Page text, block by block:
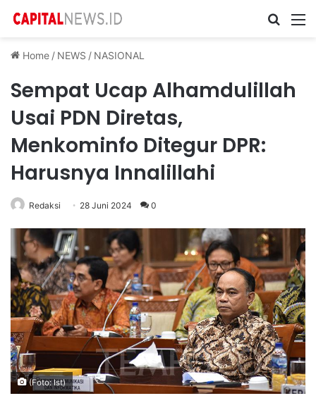
Cari ...
Home / NEWS / NASIONAL
Sempat Ucap Alhamdulillah
Usai PDN Diretas,
Menkominfo Ditegur DPR:
Harusnya Innalillahi
Redaksi 28 Juni 2024 0
(Foto: Ist)